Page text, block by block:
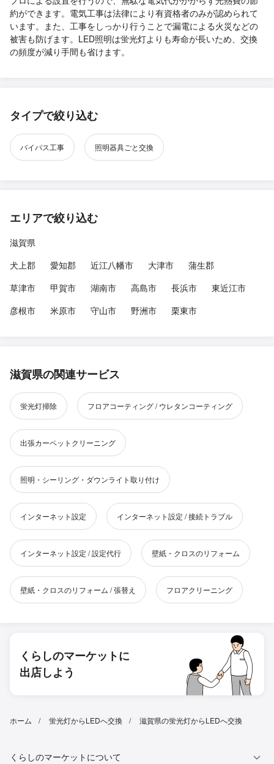
約ができます。電気工事は法律により有資格者のみが認められて
います。また、工事をしっかり行うことで漏電による火災などの
被害も防げます。LED照明は蛍光灯よりも寿命が長いため、交換
の頻度が減り手間も省けます。
タイプで絞り込む
バイパス工事 照明器具ごと交換
エリアで絞り込む
滋賀県
犬上郡
愛知郡 近江八幡市 大津市
蒲生郡
草津市
甲賀市 湖南市 高島市 長浜市
東近江市
彦根市
米原市 守山市 野洲市 栗東市
滋賀県の関連サービス
蛍光灯掃除 フロアコーティング / ウレタンコーティング
出張カーペットクリーニング
照明・シーリング・ダウンライト取り付け
インターネット設定 インターネット設定 / 接続トラブル
インターネット設定 / 設定代行 壁紙・クロスのリフォーム
壁紙・クロスのリフォーム / 張替え フロアクリーニング
くらしのマーケットに
出店しよう
ホーム 蛍光灯からLEDへ交換 滋賀県の蛍光灯からLEDへ交換
くらしのマーケットについて